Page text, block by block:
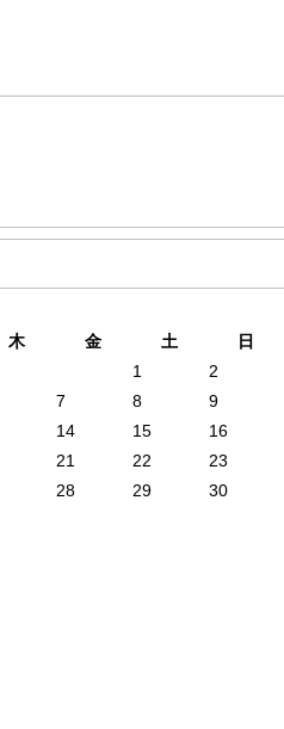
木 金 土
日
1
2
7 8
9
14 15
16
21 22
23
28 29
30